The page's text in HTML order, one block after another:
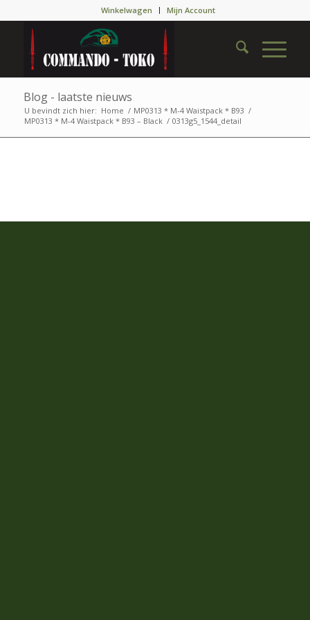
Winkelwagen Mijn Account
Blog - laatste nieuws
U bevindt zich hier: Home / MP0313 * M-4 Waistpack * B93 /
MP0313 * M-4 Waistpack * B93 – Black / 0313g5_1544_detail